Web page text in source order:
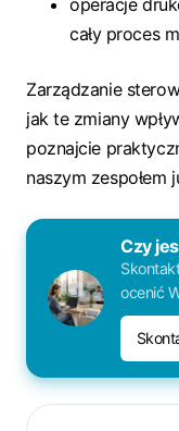
cały proces
Zarządzanie
jak te zmiany
poznajcie
naszym zespołem
Czy
ocenić